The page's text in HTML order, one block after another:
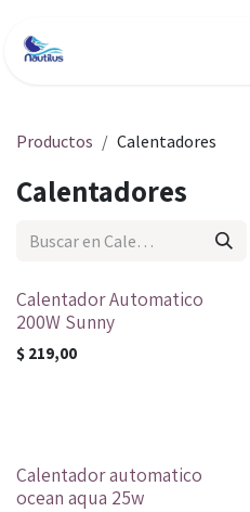
Productos Calentadores
Calentadores
Calentador Automatico
200W Sunny
$ 219,00
Calentador automatico
ocean aqua 25w